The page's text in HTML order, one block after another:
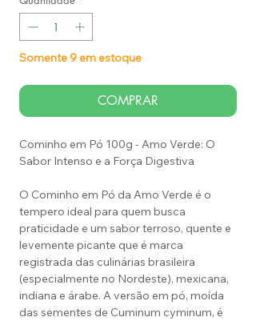
Somente 9 em estoque
COMPRAR
Cominho em Pó 100g - Amo Verde: O
Sabor Intenso e a Força Digestiva
O Cominho em Pó da Amo Verde é o
tempero ideal para quem busca
praticidade e um sabor terroso, quente e
levemente picante que é marca
registrada das culinárias brasileira
(especialmente no Nordeste), mexicana,
indiana e árabe. A versão em pó, moída
das sementes de Cuminum cyminum, é